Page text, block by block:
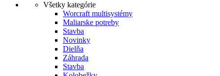
Všetky kategórie
Worcraft multisystémy
Maliarske potreby
Stavba
Novinky
Dielňa
Záhrada
Stavba